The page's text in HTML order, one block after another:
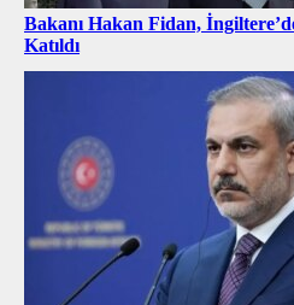
Bakanı Hakan Fidan,
Katıldı